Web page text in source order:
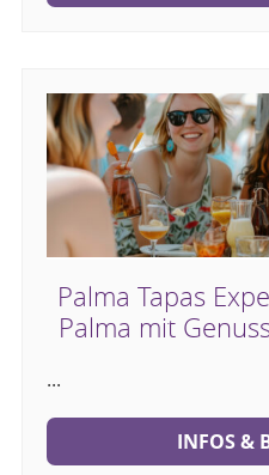
Palma Tapas
Palma mit
...
INFOS &